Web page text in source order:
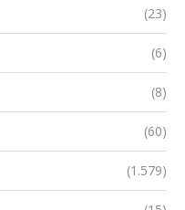
(23)
(6)
(8)
(60)
(1.579)